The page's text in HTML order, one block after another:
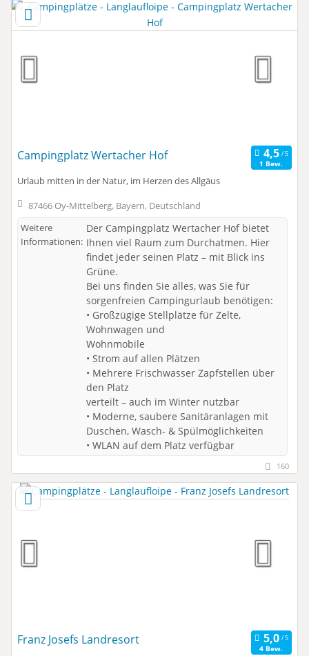
Campingplatz Wertacher Hof
1 Bew.
Urlaub mitten in der Natur, im Herzen des Allgäus
87466 Oy-Mittelberg, Bayern, Deutschland
Weitere
Informationen:
Der Campingplatz Wertacher Hof bietet
Ihnen viel Raum zum Durchatmen. Hier
findet jeder seinen Platz – mit Blick ins
Grüne.
Bei uns finden Sie alles, was Sie für
sorgenfreien Campingurlaub benötigen:
• Großzügige Stellplätze für Zelte,
Wohnwagen und
Wohnmobile
• Strom auf allen Plätzen
• Mehrere Frischwasser Zapfstellen über
den Platz
verteilt – auch im Winter nutzbar
• Moderne, saubere Sanitäranlagen mit
Duschen, Wasch- & Spülmöglichkeiten
• WLAN auf dem Platz verfügbar
160
Franz Josefs Landresort
4 Bew.